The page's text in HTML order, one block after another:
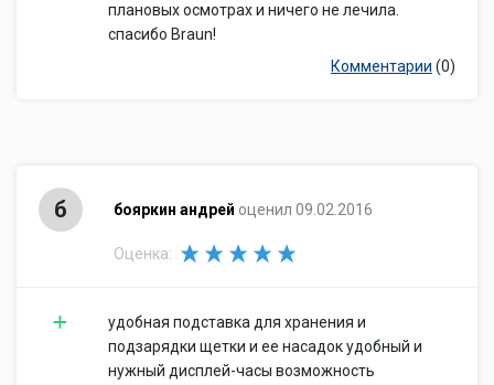
плановых осмотрах и ничего не лечила.
спасибо Braun!
Комментарии (0)
б бояркин андрей оценил 09.02.2016
Оценка:
удобная подставка для хранения и
подзарядки щетки и ее насадок удобный и
нужный дисплей-часы возможность